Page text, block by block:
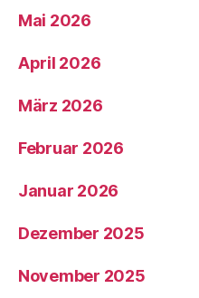
Mai 2026
April 2026
März 2026
Februar 2026
Januar 2026
Dezember 2025
November 2025